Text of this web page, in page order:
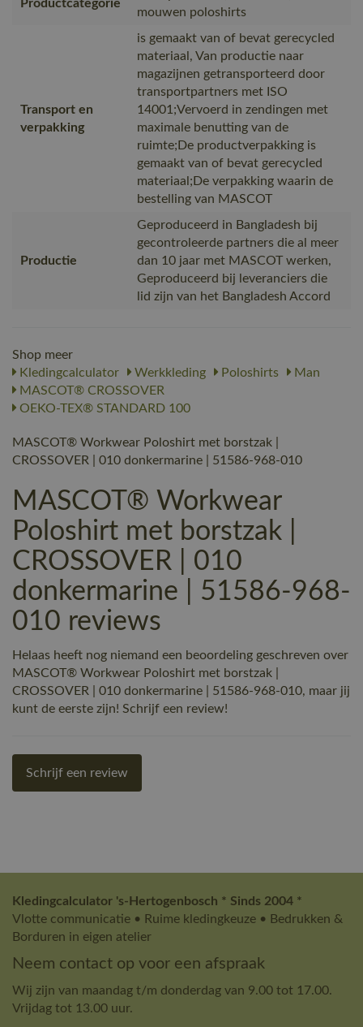
Productcategorie
mouwen poloshirts
Transport en
verpakking
is gemaakt van of bevat gerecycled
materiaal, Van productie naar
magazijnen getransporteerd door
transportpartners met ISO
14001;Vervoerd in zendingen met
maximale benutting van de
ruimte;De productverpakking is
gemaakt van of bevat gerecycled
materiaal;De verpakking waarin de
bestelling van MASCOT
Productie
Geproduceerd in Bangladesh bij
gecontroleerde partners die al meer
dan 10 jaar met MASCOT werken,
Geproduceerd bij leveranciers die
lid zijn van het Bangladesh Accord
Shop meer
Kledingcalculator
Werkkleding Poloshirts
Man
MASCOT® CROSSOVER
OEKO-TEX® STANDARD 100
MASCOT® Workwear Poloshirt met borstzak |
CROSSOVER | 010 donkermarine | 51586-968-010
MASCOT® Workwear
Poloshirt met borstzak |
CROSSOVER | 010
donkermarine | 51586-968-
010 reviews
Helaas heeft nog niemand een beoordeling geschreven over
MASCOT® Workwear Poloshirt met borstzak |
CROSSOVER | 010 donkermarine | 51586-968-010, maar jij
kunt de eerste zijn! Schrijf een review!
Schrijf een review
Kledingcalculator 's-Hertogenbosch * Sinds 2004 *
Vlotte communicatie • Ruime kledingkeuze • Bedrukken &
Borduren in eigen atelier
Neem contact op voor een afspraak
Wij zijn van maandag t/m donderdag van 9.00 tot 17.00.
Vrijdag tot 13.00 uur.